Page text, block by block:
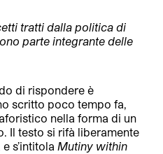
tratti dalla politica di
parte integrante delle
di rispondere è
scritto poco tempo fa,
nella forma di un
Il testo si rifà liberamente
s’intitolaMutiny within